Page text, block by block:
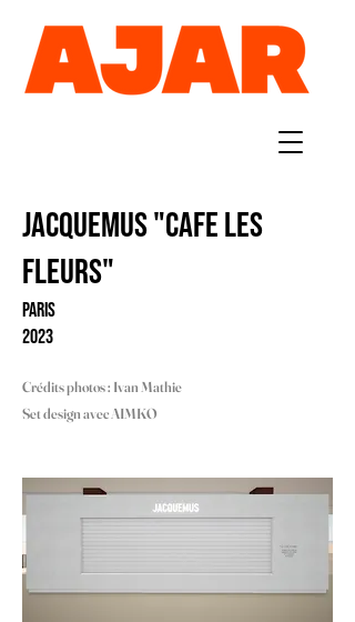
JACQUEMUS "CAFE LES
FLEURS"
PARIS
2023
Crédits photos : Ivan Mathie
Set design avec AIMKO